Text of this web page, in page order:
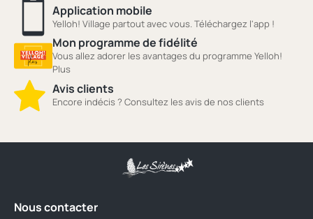
Application mobile
Yelloh! Village partout avec vous. Téléchargez l'app !
Mon programme de fidélité
Vous allez adorer les avantages du programme Yelloh!
Plus
Avis clients
Encore indécis ? Consultez les avis de nos clients
Nous contacter